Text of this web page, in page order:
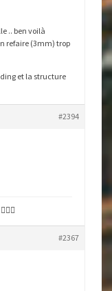
.. ben voilà
refaire (3mm) trop
et la structure
#2394
#2367